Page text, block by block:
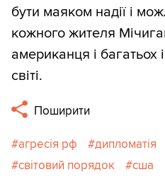
бути маяком надії і
кожного жителя
американця і
світі.
Поширити
агресія рф дипломатія
світовий порядок
сша